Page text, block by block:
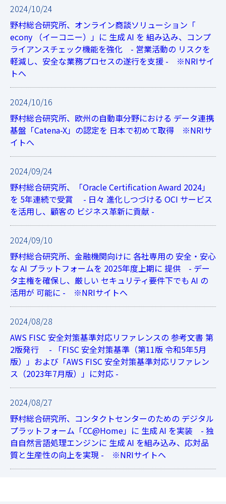
2024/10/24
野村総合研究所、オンライン商談ソリューション「
econy （イーコニー）」に 生成 AI を 組み込み、コンプ
ライアンスチェック機能を強化 - 営業活動の リスクを
軽減し、安全な業務プロセスの遂行を支援 - ※NRIサイ
トへ
2024/10/16
野村総合研究所、欧州の自動車分野における データ連携
基盤「Catena-X」の認定を 日本で初めて取得 ※NRIサ
イトへ
2024/09/24
野村総合研究所、「Oracle Certification Award 2024」
を 5年連続で受賞 - 日々 進化しつづける OCI サービス
を活用し、顧客の ビジネス革新に貢献 -
2024/09/10
野村総合研究所、金融機関向けに 各社専用の 安全・安心
な AI プラットフォームを 2025年度上期に 提供 - デー
タ主権を確保し、厳しい セキュリティ要件下でも AI の
活用が 可能に - ※NRIサイトへ
2024/08/28
AWS FISC 安全対策基準対応リファレンスの 参考文書 第
2版発行 - 「FISC 安全対策基準（第11版 令和5年5月
版）」および「AWS FISC 安全対策基準対応リファレン
ス（2023年7月版）」に対応 -
2024/08/27
野村総合研究所、コンタクトセンターのための デジタル
プラットフォーム「CC@Home」に 生成 AI を実装 - 独
自自然言語処理エンジンに 生成 AI を組み込み、応対品
質と生産性の向上を実現 - ※NRIサイトへ